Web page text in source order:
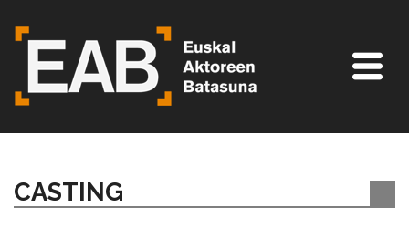
CASTING